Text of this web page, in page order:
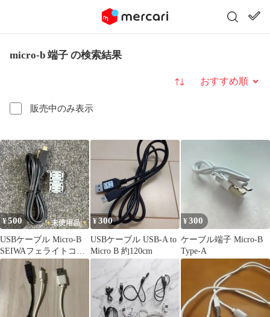
micro-b 端子 の検索結果
販売中のみ表示
並び替え
¥500
USBケーブル Micro-B
SEIWAフェライトコア
付
¥300
USBケーブル USB-A to
Micro B 約120cm
¥300
ケーブル端子 Micro-B
Type-A